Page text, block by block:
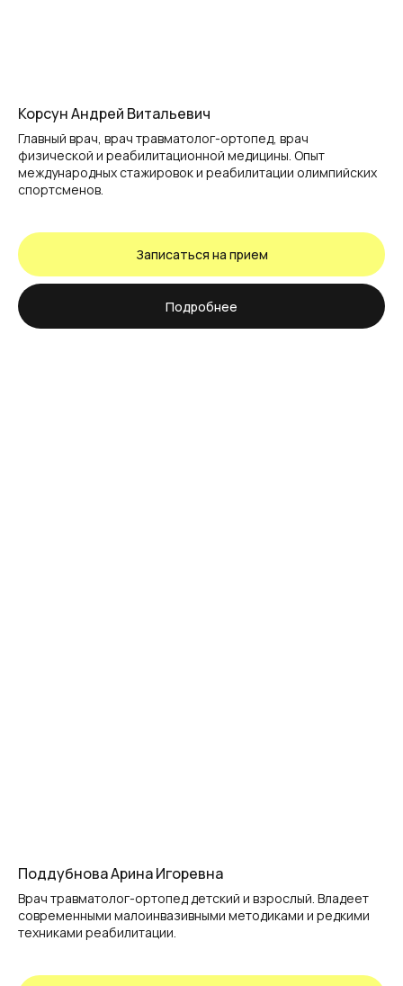
Корсун Андрей Витальевич
Главный врач, врач травматолог-ортопед, врач
физической и реабилитационной медицины. Опыт
международных стажировок и реабилитации олимпийских
спортсменов.
Записаться на прием
Подробнее
Поддубнова Арина Игоревна
Врач травматолог-ортопед детский и взрослый. Владеет
современными малоинвазивными методиками и редкими
техниками реабилитации.